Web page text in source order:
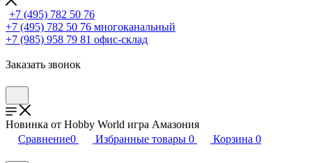
+7 (495) 782 50 76
+7 (495) 782 50 76 многоканальный
+7 (985) 958 79 81 офис-склад
Заказать звонок
Новинка от Hobby World игра Амазония
Сравнение0 Избранные товары 0 Корзина 0